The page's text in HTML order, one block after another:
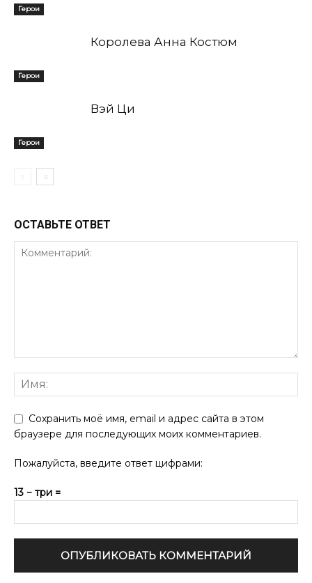
Герои
Герои
Королева Анна Костюм
Герои
Вэй Ци
ОСТАВЬТЕ ОТВЕТ
Сохранить моё имя, email и адрес сайта в этом
браузере для последующих моих комментариев.
Пожалуйста, введите ответ цифрами:
13 − три =